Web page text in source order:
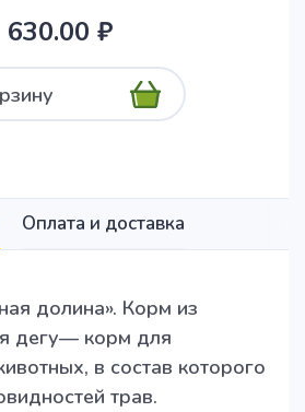
630.00 ₽
Оплата и доставка
долина». Корм из
дегу— корм для
в состав которого
трав.